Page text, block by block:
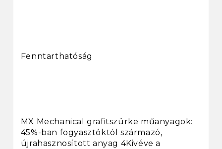
Fenntarthatóság
MX Mechanical grafitszürke műanyagok:
45%-ban fogyasztóktól származó,
újrahasznosított anyag 4Kivéve a